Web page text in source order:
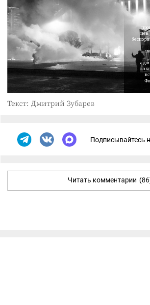
цен
Текст: Дмитрий Зубарев
Подписывайтесь
Читать комментарии